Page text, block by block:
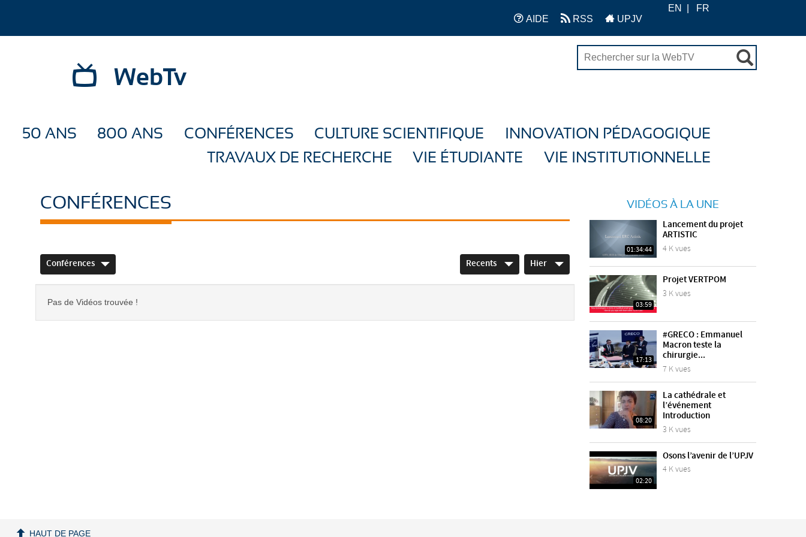
AIDE RSS UPJV
EN FR
WebTv
50 ANS 800 ANS CONFÉRENCES CULTURE SCIENTIFIQUE
INNOVATION PÉDAGOGIQUE
TRAVAUX DE RECHERCHE
VIE ÉTUDIANTE VIE INSTITUTIONNELLE
CONFÉRENCES
Conférences Recents Hier
Pas de Vidéos trouvée !
VIDÉOS À LA UNE
01:34:44
Lancement du projet
ARTISTIC
4 K vues
03:59
Projet VERTPOM
3 K vues
17:13
#GRECO : Emmanuel
Macron teste la
chirurgie...
7 K vues
08:20
La cathédrale et
l’événement
Introduction
3 K vues
02:20
Osons l’avenir de l’UPJV
4 K vues
HAUT DE PAGE